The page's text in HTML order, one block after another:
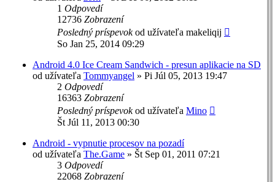
1 Odpovedí
12736 Zobrazení
Posledný príspevokod užívateľa makeliqij
So Jan 25, 2014 09:29
Android 4.0 Ice Cream Sandwich - presun aplikacie na SD
od užívateľa Tommyangel » Pi Júl 05, 2013 19:47
2 Odpovedí
16363 Zobrazení
Posledný príspevokod užívateľa Mino
Št Júl 11, 2013 00:30
Android - vypnutie procesov na pozadí
od užívateľa The.Game » Št Sep 01, 2011 07:21
3 Odpovedí
22068 Zobrazení